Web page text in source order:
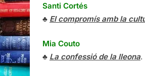
Santi Cortés
♣ El compromís amb la
Mia Couto
♣ La confessió de la lleona.